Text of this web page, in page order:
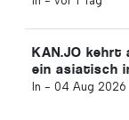
KAN.JO kehrt
ein asiatisch
In - 04 Aug 2026